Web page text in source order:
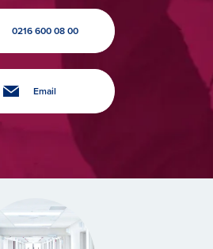
0216 600 08 00
Email